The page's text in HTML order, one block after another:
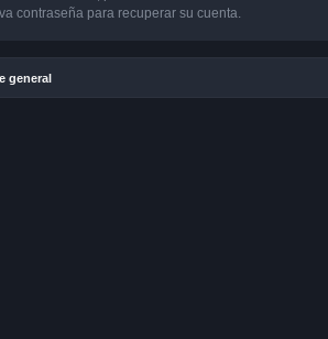
contraseña para recuperar su cuenta.
general